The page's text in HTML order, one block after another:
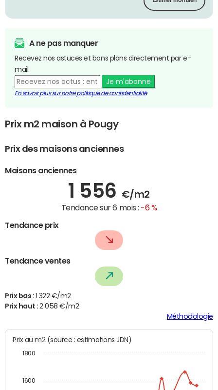
A ne pas manquer
Recevez nos astuces et bons plans directement par e-
mail.
Je m'abonne
En savoir plus sur notre politique de confidentialité
Prix m2 maison à Pougy
Prix des maisons anciennes
Maisons anciennes
1 556 €/m2
Tendance sur 6 mois : -6 %
Tendance prix
Tendance ventes
Prix bas :
1 322 €/m2
Prix haut :2 058 €/m2
Méthodologie
Prix au m2 (source : estimations JDN)
1600
1800